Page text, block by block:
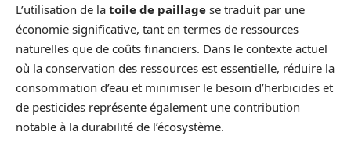
L’utilisation de la toile de paillage se traduit par une
économie significative, tant en termes de ressources
naturelles que de coûts financiers. Dans le contexte actuel
où la conservation des ressources est essentielle, réduire la
consommation d’eau et minimiser le besoin d’herbicides et
de pesticides représente également une contribution
notable à la durabilité de l’écosystème.